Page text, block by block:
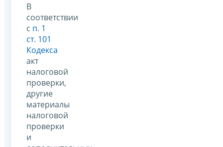
В
соответствии
с п. 1
ст. 101
Кодекса
акт
налоговой
проверки,
другие
материалы
налоговой
проверки
и